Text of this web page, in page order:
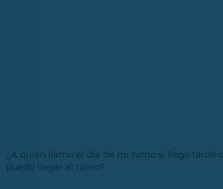
¿A quién llamo el día de mi turno si llego tarde
puedo llegar al turno?